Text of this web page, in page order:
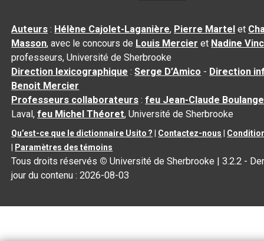
Auteurs : Hélène Cajolet-Laganière, Pierre Martel et
Masson, avec le concours de Louis Mercier et Nadine
professeurs, Université de Sherbrooke
Direction lexicographique :Serge D’Amico - Direction
Benoit Mercier
Professeurs collaborateurs :feu Jean-Claude
Laval,feu Michel Théoret, Université de Sherbrooke
Qu’est-ce que le dictionnaire Usito ? Contactez-nous
Paramètres des témoins
Tous droits réservés © Université de Sherbrooke |3.2.2 -
jour du contenu :2026-08-03